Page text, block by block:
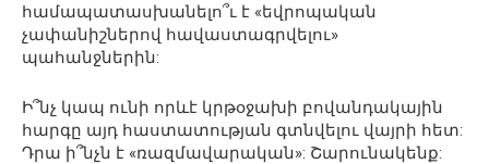
համապատասխանելո՞ւ է «եվրոպական
չափանիշներով հավաստագրվելու»
պահանջներին:
Ի՞նչ կապ ունի որևէ կրթօջախի բովանդակային
հարգը այդ հաստատության գտնվելու վայրի հետ:
Դրա ի՞նչն է «ռազմավարական»: Շարունակենք: